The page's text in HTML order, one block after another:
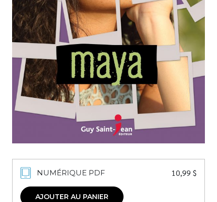
AUTEURS
À PROPOS
CONTACT
NUMÉRIQUE PDF 10,99 $
AJOUTER AU PANIER